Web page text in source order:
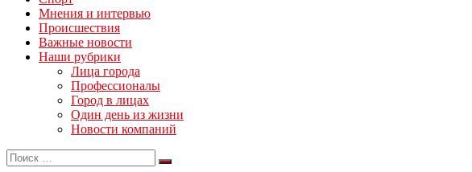
Мнения и интервью
Происшествия
Важные новости
Наши рубрики
Лица города
Профессионалы
Город в лицах
Один день из жизни
Новости компаний